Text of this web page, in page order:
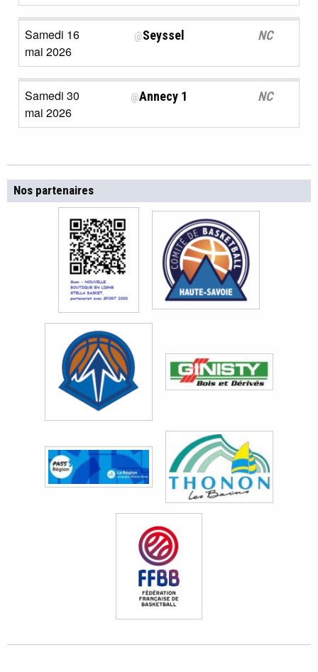
Samedi 16
mai 2026
@Seyssel NC
Samedi 30
mai 2026
@Annecy 1 NC
Nos partenaires